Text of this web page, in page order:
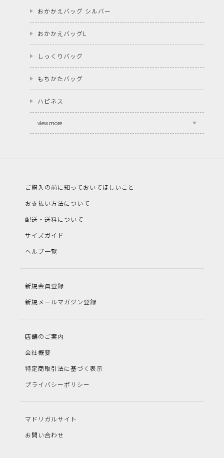
おかかえバッグ シルバー
おかかえバッグL
しっくりバッグ
もちかたバッグ
ハピネス
view more
ご購入の前に知っておいてほしいこと
お支払い方法について
配送・送料について
サイズガイド
ヘルプ一覧
新規会員登録
新規メールマガジン登録
店舗のご案内
会社概要
特定商取引法に基づく表示
プライバシーポリシー
マドリガルサイト
お問い合わせ